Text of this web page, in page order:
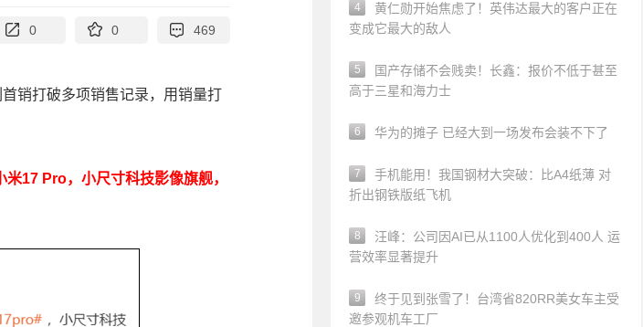
0 0 469
销打破多项销售记录，用销量打
17 Pro，小尺寸科技影像旗舰，
4
黄仁勋开始焦虑了！英伟达最大的客户正在
变成它最大的敌人
5
国产存储不会贱卖！长鑫：报价不低于甚至
高于三星和海力士
6 华为的摊子 已经大到一场发布会装不下了
7
手机能用！我国钢材大突破：比A4纸薄 对
折出钢铁版纸飞机
8
汪峰：公司因AI已从1100人优化到400人 运
营效率显著提升
9
终于见到张雪了！台湾省820RR美女车主受
邀参观机车工厂